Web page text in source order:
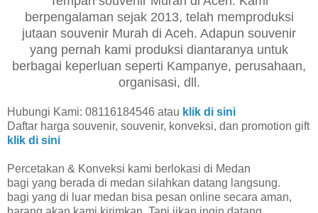
berpengalaman sejak 2013, telah memproduksi
jutaan souvenir Murah di Aceh. Adapun souvenir
yang pernah kami produksi diantaranya untuk
berbagai keperluan seperti Kampanye, perusahaan,
organisasi, dll.
Hubungi Kami: 08116184546 atau klik di sini
Daftar harga souvenir, souvenir, konveksi, dan promotion gift
klik di sini
Percetakan & Konveksi kami berlokasi di Medan
bagi yang berada di medan silahkan datang langsung.
bagi yang di luar medan bisa pesan online secara aman,